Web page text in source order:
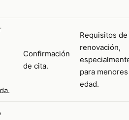
Confirmación
de cita.
Requisitos de
renovación,
para
edad.